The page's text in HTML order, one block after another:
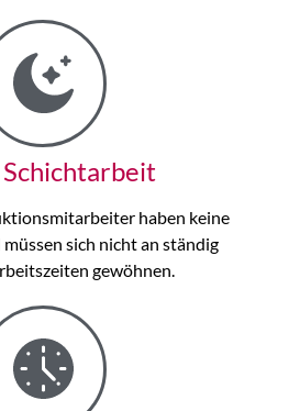
haben keine
sich nicht an ständig
gewöhnen.